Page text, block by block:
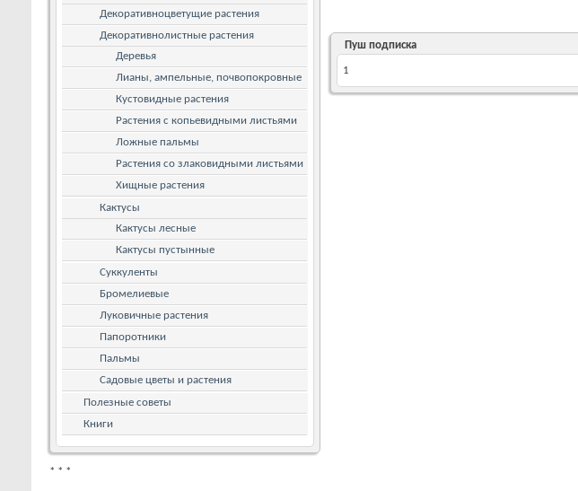
Пуш подписка
1
Декоративноцветущие растения
Декоративнолистные растения
Деревья
Лианы, ампельные, почвопокровные
Кустовидные растения
Растения с копьевидными листьями
Ложные пальмы
Растения со злаковидными листьями
Хищные растения
Кактусы
Кактусы лесные
Кактусы пустынные
Суккуленты
Бромелиевые
Луковичные растения
Папоротники
Пальмы
Садовые цветы и растения
Полезные советы
Книги
* * *